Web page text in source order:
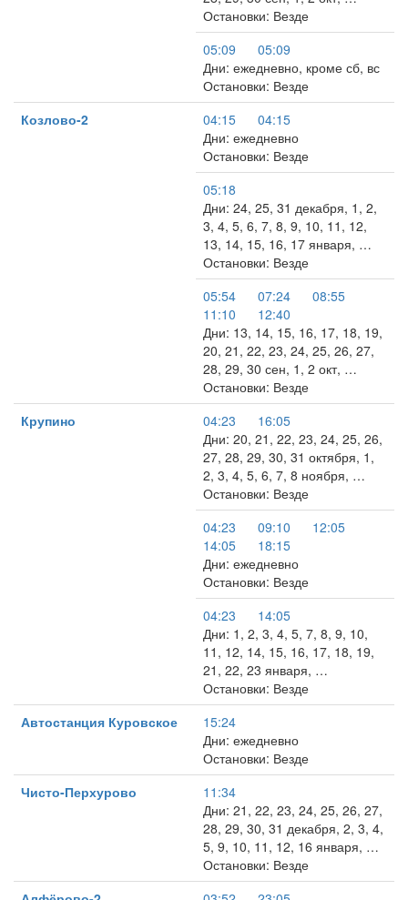
Остановки: Везде
05:09
05:09
Дни: ежедневно, кроме сб, вс
Остановки: Везде
Козлово-2
04:15
04:15
Дни: ежедневно
Остановки: Везде
05:18
Дни: 24, 25, 31 декабря, 1, 2,
3, 4, 5, 6, 7, 8, 9, 10, 11, 12,
13, 14, 15, 16, 17 января, …
Остановки: Везде
05:54
07:24
08:55
11:10
12:40
Дни: 13, 14, 15, 16, 17, 18, 19,
20, 21, 22, 23, 24, 25, 26, 27,
28, 29, 30 сен, 1, 2 окт, …
Остановки: Везде
Крупино
04:23
16:05
Дни: 20, 21, 22, 23, 24, 25, 26,
27, 28, 29, 30, 31 октября, 1,
2, 3, 4, 5, 6, 7, 8 ноября, …
Остановки: Везде
04:23
09:10
12:05
14:05
18:15
Дни: ежедневно
Остановки: Везде
04:23
14:05
Дни: 1, 2, 3, 4, 5, 7, 8, 9, 10,
11, 12, 14, 15, 16, 17, 18, 19,
21, 22, 23 января, …
Остановки: Везде
Автостанция Куровское
15:24
Дни: ежедневно
Остановки: Везде
Чисто-Перхурово
11:34
Дни: 21, 22, 23, 24, 25, 26, 27,
28, 29, 30, 31 декабря, 2, 3, 4,
5, 9, 10, 11, 12, 16 января, …
Остановки: Везде